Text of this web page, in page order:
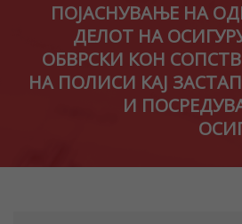
ПОЈАСНУВАЊЕ НА
ДЕЛОТ НА
ОБВРСКИ КОН
НА ПОЛИСИ КАЈ
И